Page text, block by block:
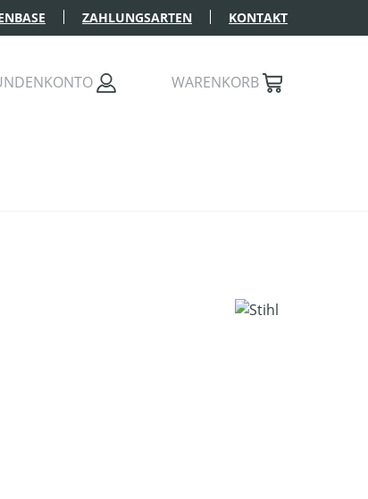
ZAHLUNGSARTEN KONTAKT
WARENKORB